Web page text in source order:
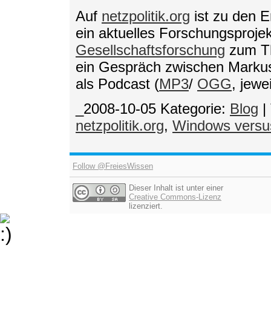
Auf netzpolitik.org ist zu den
ein aktuelles
Gesellschaftsforschung zum
ein Gespräch zwischen
als Podcast (MP3/ OGG,
_2008-10-05 Kategorie: Blog |
netzpolitik.org, Windows
Follow @FreiesWissen
Dieser Inhalt ist unter einer
Creative Commons-Lizenz
lizenziert.